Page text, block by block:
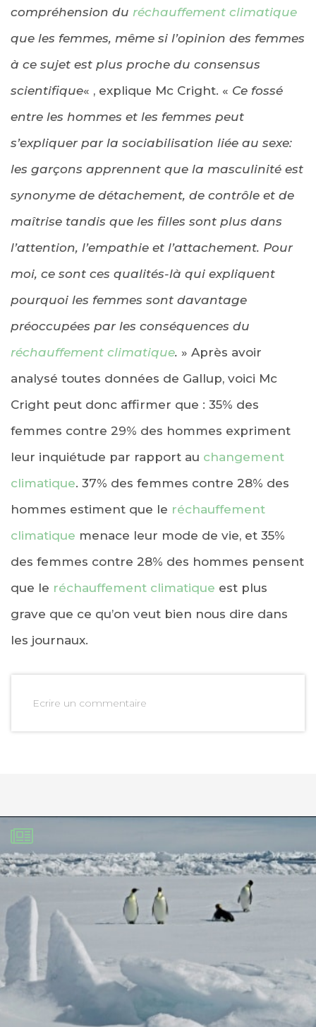
compréhension du réchauffement climatique
que les femmes, même si l’opinion des femmes
à ce sujet est plus proche du consensus
scientifique« , explique Mc Cright. « Ce fossé
entre les hommes et les femmes peut
s’expliquer par la sociabilisation liée au sexe:
les garçons apprennent que la masculinité est
synonyme de détachement, de contrôle et de
maîtrise tandis que les filles sont plus dans
l’attention, l’empathie et l’attachement. Pour
moi, ce sont ces qualités-là qui expliquent
pourquoi les femmes sont davantage
préoccupées par les conséquences du
réchauffement climatique. » Après avoir
analysé toutes données de Gallup, voici Mc
Cright peut donc affirmer que : 35% des
femmes contre 29% des hommes expriment
leur inquiétude par rapport au changement
climatique. 37% des femmes contre 28% des
hommes estiment que le réchauffement
climatique menace leur mode de vie, et 35%
des femmes contre 28% des hommes pensent
que le réchauffement climatique est plus
grave que ce qu’on veut bien nous dire dans
les journaux.
Ecrire un commentaire